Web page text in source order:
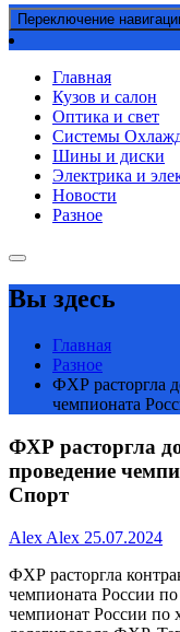
Переключение
Главная
Кузов и салон
Оптика и свет
Системы
Шины и диски
Электрика и
Новости
Разное
Вы здесь
Главная
Разное
ФХР расторгла
чемпионата
ФХР расторгла
проведение
Спорт
Alex Alex 25.07.2024
ФХР расторгла
чемпионата России
чемпионат России